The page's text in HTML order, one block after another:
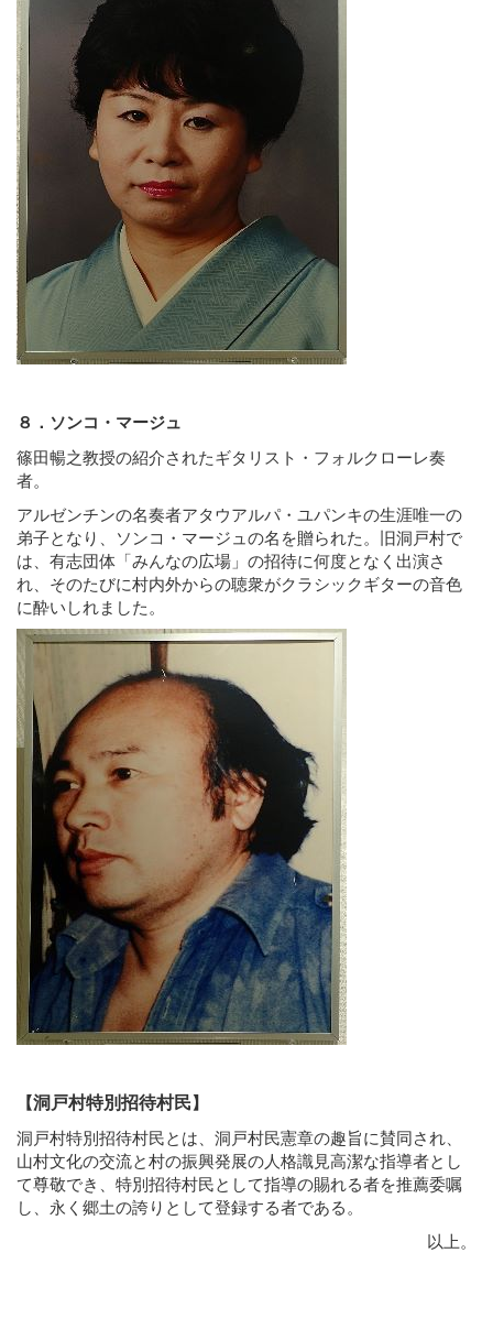
８．ソンコ・マージュ
篠田暢之教授の紹介されたギタリスト・フォルクローレ奏
者。
アルゼンチンの名奏者アタウアルパ・ユパンキの生涯唯一の
弟子となり、ソンコ・マージュの名を贈られた。旧洞戸村で
は、有志団体「みんなの広場」の招待に何度となく出演さ
れ、そのたびに村内外からの聴衆がクラシックギターの音色
に酔いしれました。
【洞戸村特別招待村民】
洞戸村特別招待村民とは、洞戸村民憲章の趣旨に賛同され、
山村文化の交流と村の振興発展の人格識見高潔な指導者とし
て尊敬でき、特別招待村民として指導の賜れる者を推薦委嘱
し、永く郷土の誇りとして登録する者である。
以上。